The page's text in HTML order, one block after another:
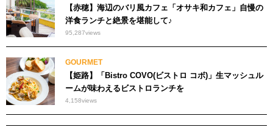
【赤穂】海辺のバリ風カフェ「オサキ和カフェ」自慢の
洋食ランチと絶景を堪能して♪
95,287views
GOURMET
【姫路】「Bistro COVO(ビストロ コボ)」生マッシュル
ームが味わえるビストロランチを
4,158views